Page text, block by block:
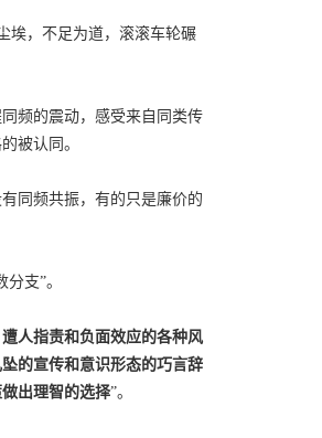
，不足为道，滚滚车轮碾
频的震动，感受来自同类传
被认同。
同频共振，有的只是廉价的
支”。
人指责和负面效应的各种风
的宣传和意识形态的巧言辞
出理智的选择”。